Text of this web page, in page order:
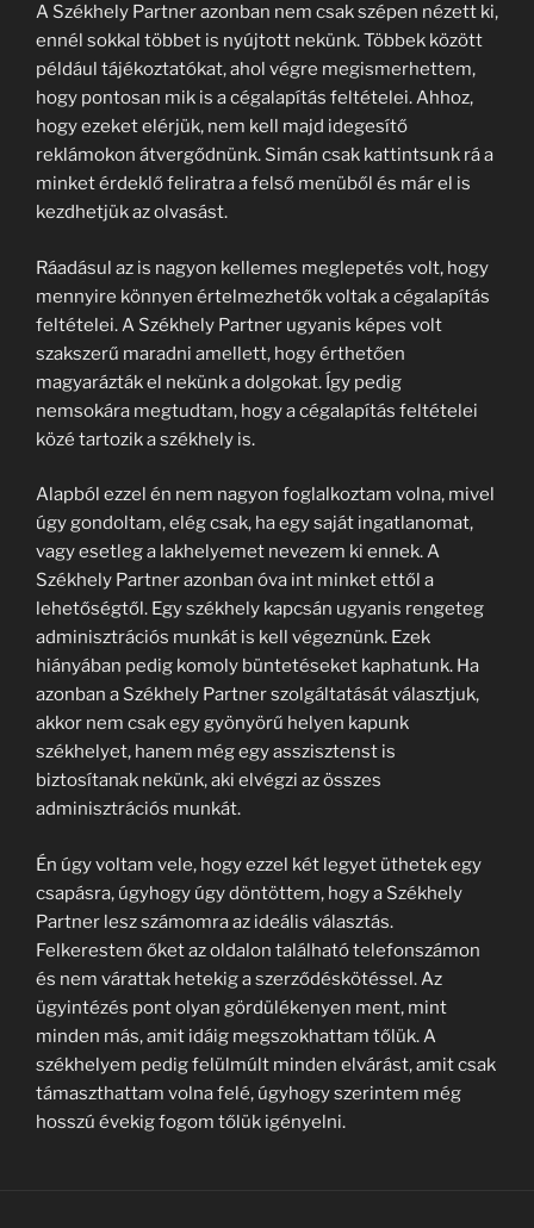
A Székhely Partner azonban nem csak szépen nézett ki,
ennél sokkal többet is nyújtott nekünk. Többek között
például tájékoztatókat, ahol végre megismerhettem,
hogy pontosan mik is a cégalapítás feltételei. Ahhoz,
hogy ezeket elérjük, nem kell majd idegesítő
reklámokon átvergődnünk. Simán csak kattintsunk rá a
minket érdeklő feliratra a felső menüből és már el is
kezdhetjük az olvasást.
Ráadásul az is nagyon kellemes meglepetés volt, hogy
mennyire könnyen értelmezhetők voltak a cégalapítás
feltételei. A Székhely Partner ugyanis képes volt
szakszerű maradni amellett, hogy érthetően
magyarázták el nekünk a dolgokat. Így pedig
nemsokára megtudtam, hogy a cégalapítás feltételei
közé tartozik a székhely is.
Alapból ezzel én nem nagyon foglalkoztam volna, mivel
úgy gondoltam, elég csak, ha egy saját ingatlanomat,
vagy esetleg a lakhelyemet nevezem ki ennek. A
Székhely Partner azonban óva int minket ettől a
lehetőségtől. Egy székhely kapcsán ugyanis rengeteg
adminisztrációs munkát is kell végeznünk. Ezek
hiányában pedig komoly büntetéseket kaphatunk. Ha
azonban a Székhely Partner szolgáltatását választjuk,
akkor nem csak egy gyönyörű helyen kapunk
székhelyet, hanem még egy asszisztenst is
biztosítanak nekünk, aki elvégzi az összes
adminisztrációs munkát.
Én úgy voltam vele, hogy ezzel két legyet üthetek egy
csapásra, úgyhogy úgy döntöttem, hogy a Székhely
Partner lesz számomra az ideális választás.
Felkerestem őket az oldalon található telefonszámon
és nem várattak hetekig a szerződéskötéssel. Az
ügyintézés pont olyan gördülékenyen ment, mint
minden más, amit idáig megszokhattam tőlük. A
székhelyem pedig felülmúlt minden elvárást, amit csak
támaszthattam volna felé, úgyhogy szerintem még
hosszú évekig fogom tőlük igényelni.